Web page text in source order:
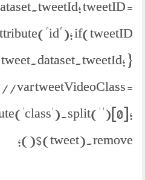
tweetID =
if(tweetID
tweet.dataset.tweetId; }
//var tweetVideoClass =
')[0];
$(tweet).remove();